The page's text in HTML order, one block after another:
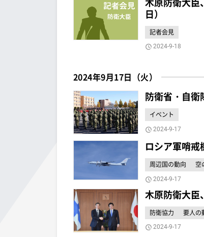
日）
記者会見
2024-9-18
2024年9月17日（火）
防衛省・自
イベント
2024-9-17
ロシア軍哨戒
周辺国の動向 空
2024-9-17
木原防衛大臣
防衛協力 要人の
2024-9-17